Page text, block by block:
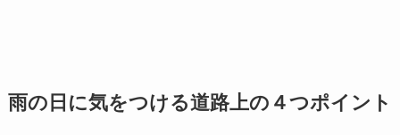
雨の日に気をつける道路上の４つポイント